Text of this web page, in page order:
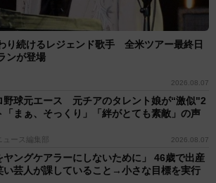
り続けるレジェンド歌手 全米ツアー最終日
ンが登場
2026.08.07
野球元エース 元チアのタレント娘が“激似"2
「まぁ、そっくり」「絆がとても素敵」の声
ュース編集部 2026.08.07
ヤングケアラーにしないために」 46歳で出産
い芸人が課していること→小さな目標を実行